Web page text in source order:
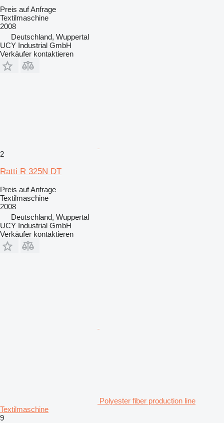
Preis auf Anfrage
Textilmaschine
2008
Deutschland, Wuppertal
UCY Industrial GmbH
Verkäufer kontaktieren
2
Ratti R 325N DT
Preis auf Anfrage
Textilmaschine
2008
Deutschland, Wuppertal
UCY Industrial GmbH
Verkäufer kontaktieren
Polyester fiber production line
Textilmaschine
9